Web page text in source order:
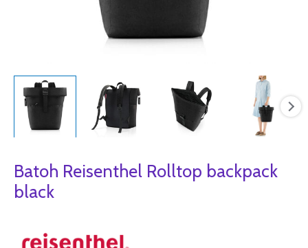
Batoh Reisenthel Rolltop backpack
black